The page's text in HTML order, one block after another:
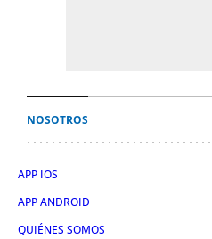
NOSOTROS
APP IOS
APP ANDROID
QUIÉNES SOMOS